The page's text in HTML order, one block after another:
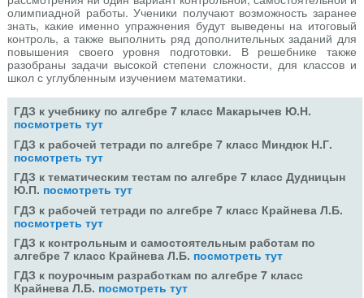
олимпиадной работы. Ученики получают возможность заранее
знать, какие именно упражнения будут выведены на итоговый
контроль, а также выполнить ряд дополнительных заданий для
повышения своего уровня подготовки. В решебнике также
разобраны задачи высокой степени сложности, для классов и
школ с углубленным изучением математики.
ГДЗ к учебнику по алгебре 7 класс Макарычев Ю.Н.
посмотреть тут
ГДЗ к рабочей тетради по алгебре 7 класс Миндюк Н.Г.
посмотреть тут
ГДЗ к тематическим тестам по алгебре 7 класс Дудницын
Ю.П. посмотреть тут
ГДЗ к рабочей тетради по алгебре 7 класс Крайнева Л.Б.
посмотреть тут
ГДЗ к контрольным и самостоятельным работам по
алгебре 7 класс Крайнева Л.Б. посмотреть тут
ГДЗ к поурочным разработкам по алгебре 7 класс
Крайнева Л.Б. посмотреть тут